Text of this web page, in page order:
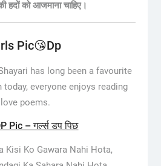
हदों को आजमाना चाहिए।
Pic😘Dp
has long been a favourite
today, everyone enjoys reading
love poems.
Pic – गर्ल्स डप पिछ
Kisi Ko Gawara Nahi Hota,